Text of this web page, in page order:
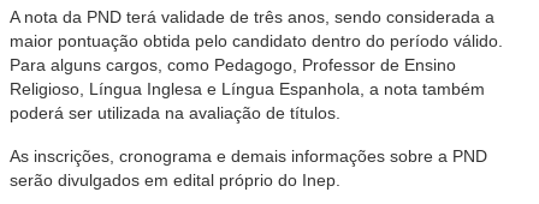
A nota da PND terá validade de três anos, sendo considerada a
maior pontuação obtida pelo candidato dentro do período válido.
Para alguns cargos, como Pedagogo, Professor de Ensino
Religioso, Língua Inglesa e Língua Espanhola, a nota também
poderá ser utilizada na avaliação de títulos.
As inscrições, cronograma e demais informações sobre a PND
serão divulgados em edital próprio do Inep.